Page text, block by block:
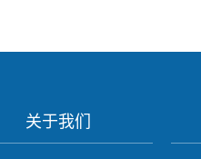
关于我们